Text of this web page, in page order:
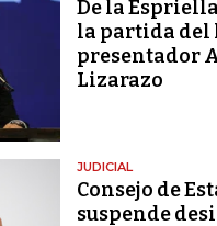
De la
la partida del
presentador
Lizarazo
JUDICIAL
Consejo de
suspende